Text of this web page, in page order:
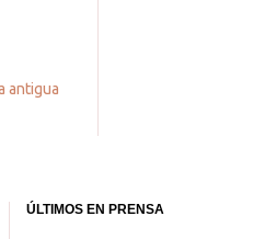
antigua
ÚLTIMOS EN PRENSA